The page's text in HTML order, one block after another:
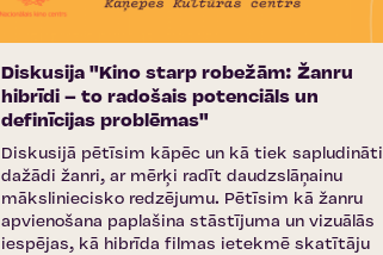
Diskusija "Kino starp robežām: Žanru
hibrīdi – to radošais potenciāls un
definīcijas problēmas"
Diskusijā pētīsim kāpēc un kā tiek sapludināti
dažādi žanri, ar mērķi radīt daudzslāņainu
māksliniecisko redzējumu. Pētīsim kā žanru
apvienošana paplašina stāstījuma un vizuālās
iespējas, kā hibrīda filmas ietekmē skatītāju